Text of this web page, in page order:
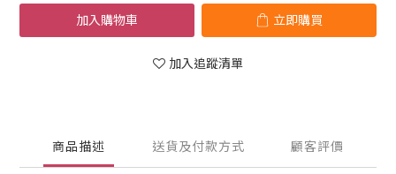
加入購物車 立即購買
加入追蹤清單
商品描述 送貨及付款方式 顧客評價